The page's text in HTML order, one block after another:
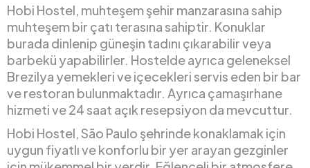
Hobi Hostel, muhteşem şehir manzarasına sahip
muhteşem bir çatı terasına sahiptir. Konuklar
burada dinlenip güneşin tadını çıkarabilir veya
barbekü yapabilirler. Hostelde ayrıca geleneksel
Brezilya yemekleri ve içecekleri servis eden bir bar
ve restoran bulunmaktadır. Ayrıca çamaşırhane
hizmeti ve 24 saat açık resepsiyon da mevcuttur.
Hobi Hostel, São Paulo şehrinde konaklamak için
uygun fiyatlı ve konforlu bir yer arayan gezginler